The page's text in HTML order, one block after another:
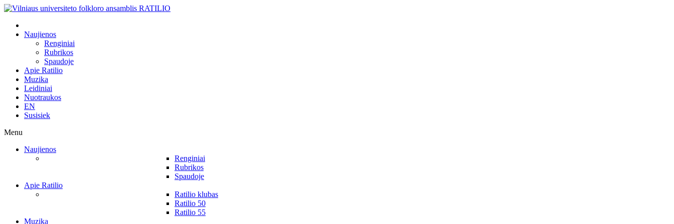
Naujienos
Renginiai
Rubrikos
Spaudoje
Apie Ratilio
Muzika
Leidiniai
Nuotraukos
EN
Susisiek
Menu
Naujienos
Renginiai
Rubrikos
Spaudoje
Apie Ratilio
Ratilio klubas
Ratilio 50
Ratilio 55
Muzika